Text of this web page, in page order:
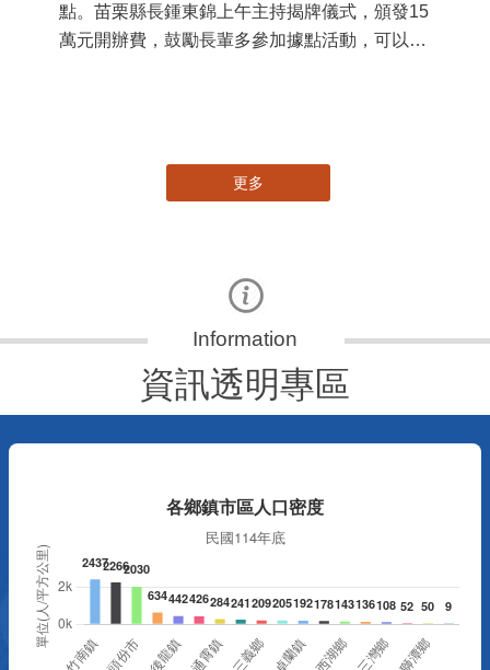
點。苗栗縣長鍾東錦上午主持揭牌儀式，頒發15
萬元開辦費，鼓勵長輩多參加據點活動，可以更
更多
資訊透明專區